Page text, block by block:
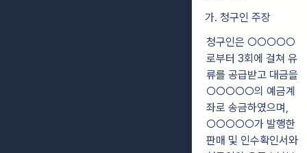
가. 청구인 주장
청구인은 ○○○○○
로부터 3회에 걸쳐 유
류를 공급받고 대금을
○○○○○의 예금계
좌로 송금하였으며,
○○○○○가 발행한
판매 및 인수확인서와